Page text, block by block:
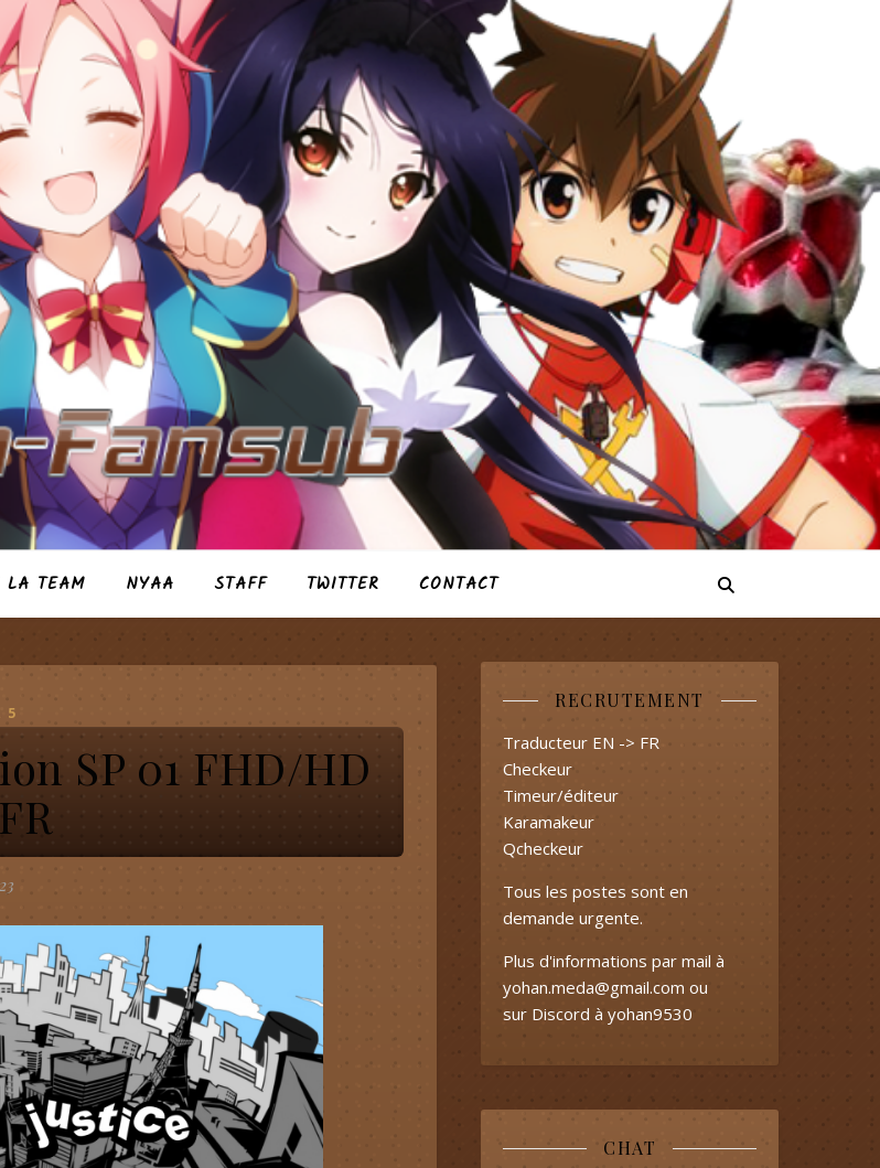
LA TEAM NYAA STAFF TWITTER CONTACT
5
SP 01 FHD/HD
RECRUTEMENT
Traducteur EN -> FR
Checkeur
Timeur/éditeur
Karamakeur
Qcheckeur
Tous les postes sont en
demande urgente.
Plus d'informations par mail à
yohan.meda@gmail.com ou
sur Discord à yohan9530
CHAT